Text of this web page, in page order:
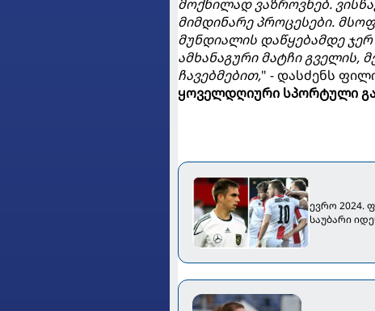
მოქნილად ვაზროვნებ.
მიმდინარე პროცესები.
მუნდიალის დაწყებამდე
ამხანაგური მატჩი გველის,
ჩავებმებით," - დასძენს
ყოველდღიური სპორტული
ევრო 2024.
საუბარი